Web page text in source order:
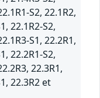
S2, 22.1R2,
22.1R2-S2,
S1, 22.2R1,
22.2R1-S2,
22.3R1,
22.3R2 et